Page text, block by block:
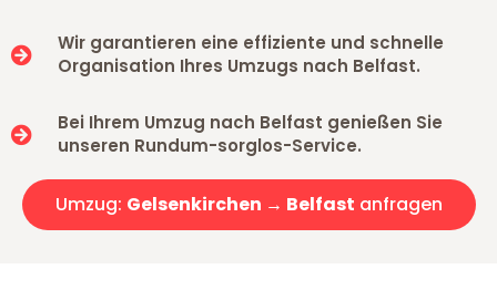
Wir garantieren eine effiziente und schnelle
Organisation Ihres Umzugs nach Belfast.
Bei Ihrem Umzug nach Belfast genießen Sie
unseren Rundum-sorglos-Service.
Umzug: Gelsenkirchen → Belfast anfragen